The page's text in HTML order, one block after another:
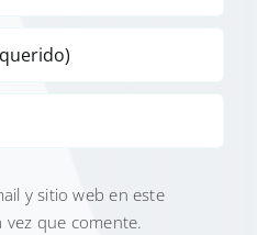
y sitio web en este
que comente.